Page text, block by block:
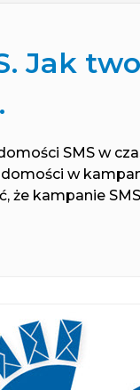
Jak
SMS w
w
że kampanie